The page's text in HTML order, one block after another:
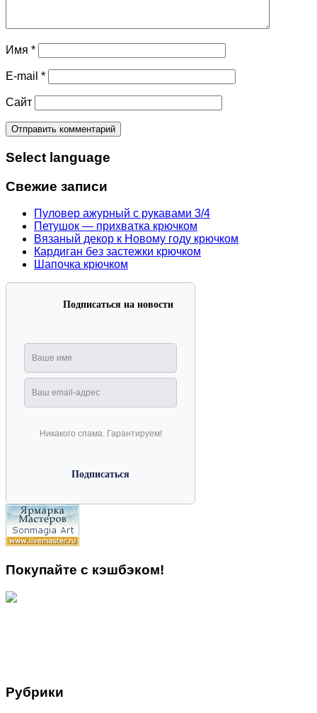
Имя *
E-mail *
Сайт
Select language
Свежие записи
Пуловер ажурный с рукавами 3/4
Петушок — прихватка крючком
Вязаный декор к Новому году крючком
Кардиган без застежки крючком
Шапочка крючком
Подписаться на новости
Никакого спама. Гарантируем!
Покупайте с кэшбэком!
Рубрики